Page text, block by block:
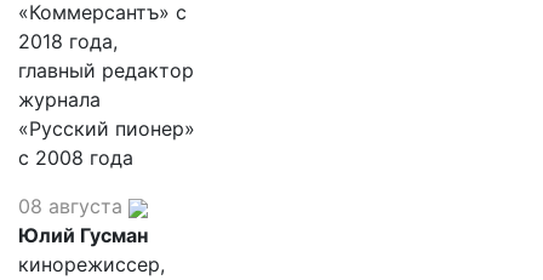
«Коммерсантъ» с
2018 года,
главный редактор
журнала
«Русский пионер»
с 2008 года
08 августа
Юлий Гусман
кинорежиссер,